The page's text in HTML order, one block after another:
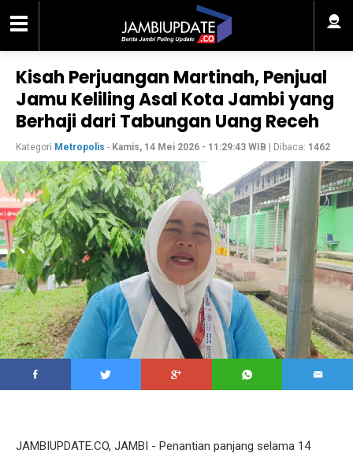
Kisah Perjuangan Martinah, Penjual
Jamu Keliling Asal Kota Jambi yang
Berhaji dari Tabungan Uang Receh
Kategori Metropolis - Kamis, 14 Mei 2026 - 11:29:43 WIB | Dibaca: 1462
JAMBIUPDATE.CO, JAMBI - Penantian panjang selama 14